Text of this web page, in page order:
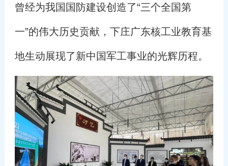
曾经为我国国防建设创造了“三个全国第
一”的伟大历史贡献，下庄广东核工业教育基
地生动展现了新中国军工事业的光辉历程。